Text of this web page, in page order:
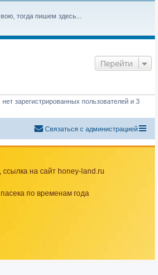
тогда пишем здесь...
Перейти
зарегистрированных пользователей и 3
Связаться с администрацией
на сайт honey-land.ru
по временам года